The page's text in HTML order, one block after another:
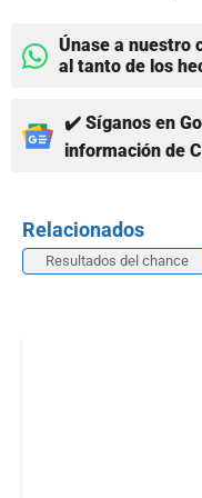
Únase a nuestro
al tanto de los
✔️ Síganos en
información de
Relacionados
Resultados del chance